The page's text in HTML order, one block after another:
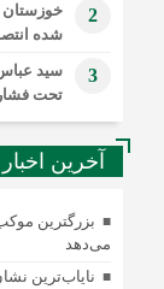
2
خوزستان
شده
3
سید
تحت
آخرین اخبار
بزرگترین
می‌دهد
نایاب‌ترین